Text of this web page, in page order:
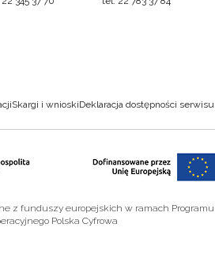
Skargi i wnioskiDeklaracja dostępności serwisu
z funduszy europejskich w ramach Programu
Polska Cyfrowa